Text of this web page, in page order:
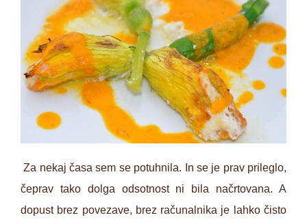
Za nekaj časa sem se potuhnila. In se je prav prileglo,
čeprav tako dolga odsotnost ni bila načrtovana. A
dopust brez povezave, brez računalnika je lahko čisto